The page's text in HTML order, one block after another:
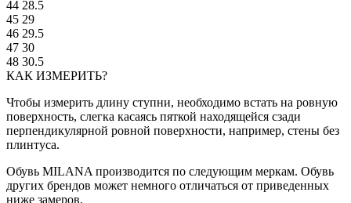
44 28.5
45 29
46 29.5
47 30
48 30.5
КАК ИЗМЕРИТЬ?
Чтобы измерить длину ступни, необходимо встать на ровную
поверхность, слегка касаясь пяткой находящейся сзади
перпендикулярной ровной поверхности, например, стены без
плинтуса.
Обувь MILANA производится по следующим меркам. Обувь
других брендов может немного отличаться от приведенных
ниже замеров.